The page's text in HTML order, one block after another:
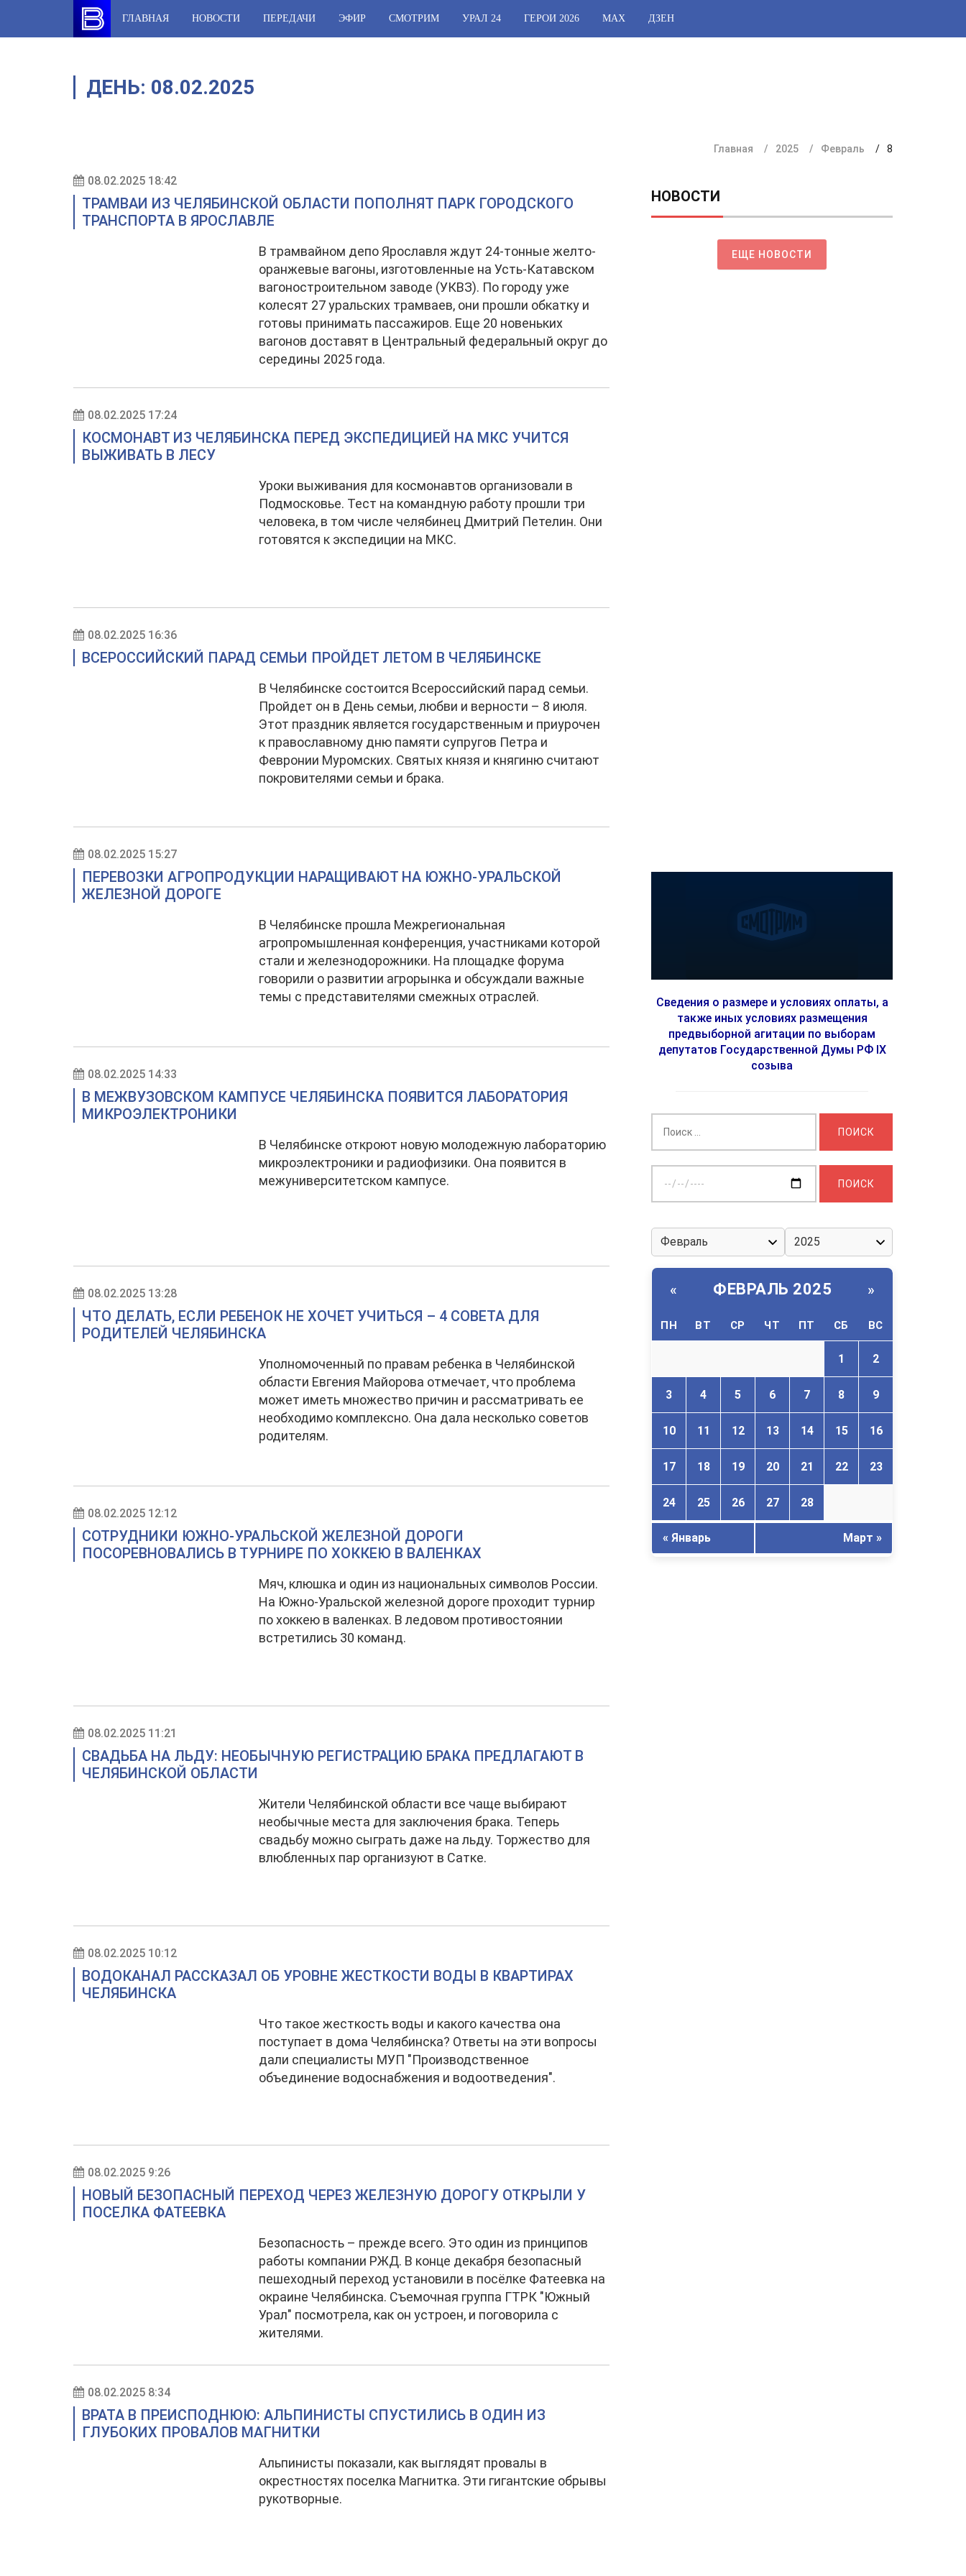
content
ГЛАВНАЯ НОВОСТИ ПЕРЕДАЧИ ЭФИР СМОТРИМ УРАЛ 24 ГЕРОИ 2026 МАХ ДЗЕН
ДЕНЬ: 08.02.2025
Главная 2025 Февраль 8
08.02.2025 18:42
ТРАМВАИ ИЗ ЧЕЛЯБИНСКОЙ ОБЛАСТИ ПОПОЛНЯТ ПАРК ГОРОДСКОГО
ТРАНСПОРТА В ЯРОСЛАВЛЕ
В трамвайном депо Ярославля ждут 24-тонные желто-
оранжевые вагоны, изготовленные на Усть-Катавском
вагоностроительном заводе (УКВЗ). По городу уже
колесят 27 уральских трамваев, они прошли обкатку и
готовы принимать пассажиров. Еще 20 новеньких
вагонов доставят в Центральный федеральный округ до
середины 2025 года.
08.02.2025 17:24
КОСМОНАВТ ИЗ ЧЕЛЯБИНСКА ПЕРЕД ЭКСПЕДИЦИЕЙ НА МКС УЧИТСЯ
ВЫЖИВАТЬ В ЛЕСУ
Уроки выживания для космонавтов организовали в
Подмосковье. Тест на командную работу прошли три
человека, в том числе челябинец Дмитрий Петелин. Они
готовятся к экспедиции на МКС.
08.02.2025 16:36
ВСЕРОССИЙСКИЙ ПАРАД СЕМЬИ ПРОЙДЕТ ЛЕТОМ В ЧЕЛЯБИНСКЕ
В Челябинске состоится Всероссийский парад семьи.
Пройдет он в День семьи, любви и верности – 8 июля.
Этот праздник является государственным и приурочен
к православному дню памяти супругов Петра и
Февронии Муромских. Святых князя и княгиню считают
покровителями семьи и брака.
08.02.2025 15:27
ПЕРЕВОЗКИ АГРОПРОДУКЦИИ НАРАЩИВАЮТ НА ЮЖНО-УРАЛЬСКОЙ
ЖЕЛЕЗНОЙ ДОРОГЕ
В Челябинске прошла Межрегиональная
агропромышленная конференция, участниками которой
стали и железнодорожники. На площадке форума
говорили о развитии агрорынка и обсуждали важные
темы с представителями смежных отраслей.
08.02.2025 14:33
В МЕЖВУЗОВСКОМ КАМПУСЕ ЧЕЛЯБИНСКА ПОЯВИТСЯ ЛАБОРАТОРИЯ
МИКРОЭЛЕКТРОНИКИ
В Челябинске откроют новую молодежную лабораторию
микроэлектроники и радиофизики. Она появится в
межуниверситетском кампусе.
08.02.2025 13:28
ЧТО ДЕЛАТЬ, ЕСЛИ РЕБЕНОК НЕ ХОЧЕТ УЧИТЬСЯ – 4 СОВЕТА ДЛЯ
РОДИТЕЛЕЙ ЧЕЛЯБИНСКА
Уполномоченный по правам ребенка в Челябинской
области Евгения Майорова отмечает, что проблема
может иметь множество причин и рассматривать ее
необходимо комплексно. Она дала несколько советов
родителям.
08.02.2025 12:12
СОТРУДНИКИ ЮЖНО-УРАЛЬСКОЙ ЖЕЛЕЗНОЙ ДОРОГИ
ПОСОРЕВНОВАЛИСЬ В ТУРНИРЕ ПО ХОККЕЮ В ВАЛЕНКАХ
Мяч, клюшка и один из национальных символов России.
На Южно-Уральской железной дороге проходит турнир
по хоккею в валенках. В ледовом противостоянии
встретились 30 команд.
08.02.2025 11:21
СВАДЬБА НА ЛЬДУ: НЕОБЫЧНУЮ РЕГИСТРАЦИЮ БРАКА ПРЕДЛАГАЮТ В
ЧЕЛЯБИНСКОЙ ОБЛАСТИ
Жители Челябинской области все чаще выбирают
необычные места для заключения брака. Теперь
свадьбу можно сыграть даже на льду. Торжество для
влюбленных пар организуют в Сатке.
08.02.2025 10:12
ВОДОКАНАЛ РАССКАЗАЛ ОБ УРОВНЕ ЖЕСТКОСТИ ВОДЫ В КВАРТИРАХ
ЧЕЛЯБИНСКА
Что такое жесткость воды и какого качества она
поступает в дома Челябинска? Ответы на эти вопросы
дали специалисты МУП "Производственное
объединение водоснабжения и водоотведения".
08.02.2025 9:26
НОВЫЙ БЕЗОПАСНЫЙ ПЕРЕХОД ЧЕРЕЗ ЖЕЛЕЗНУЮ ДОРОГУ ОТКРЫЛИ У
ПОСЕЛКА ФАТЕЕВКА
Безопасность – прежде всего. Это один из принципов
работы компании РЖД. В конце декабря безопасный
пешеходный переход установили в посёлке Фатеевка на
окраине Челябинска. Съемочная группа ГТРК "Южный
Урал" посмотрела, как он устроен, и поговорила с
жителями.
08.02.2025 8:34
ВРАТА В ПРЕИСПОДНЮЮ: АЛЬПИНИСТЫ СПУСТИЛИСЬ В ОДИН ИЗ
ГЛУБОКИХ ПРОВАЛОВ МАГНИТКИ
Альпинисты показали, как выглядят провалы в
окрестностях поселка Магнитка. Эти гигантские обрывы
рукотворные.
НОВОСТИ
ЕЩЕ НОВОСТИ
Сведения о размере и условиях оплаты, а
также иных условиях размещения
предвыборной агитации по выборам
депутатов Государственной Думы РФ IX
созыва
дату:
« ФЕВРАЛЬ 2025 »
ПН ВТ СР ЧТ ПТ СБ ВС
1 2
3 4 5 6 7 8 9
10 11 12 13 14 15 16
17 18 19 20 21 22 23
24 25 26 27 28
« Январь Март »